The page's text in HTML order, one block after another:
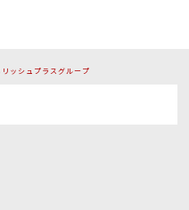
ッシュプラスグループ